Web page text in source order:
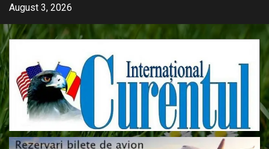
Skip
content
August 3, 2026